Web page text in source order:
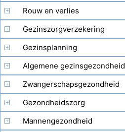
Rouw en verlies
Gezinszorgverzekering
Gezinsplanning
Algemene gezinsgezondheid
Zwangerschapsgezondheid
Gezondheidszorg
Mannengezondheid